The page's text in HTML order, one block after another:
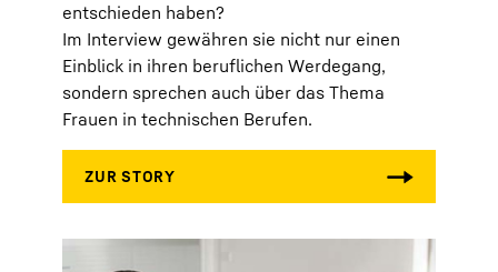
entschieden haben?
Im Interview gewähren sie nicht nur einen
Einblick in ihren beruflichen Werdegang,
sondern sprechen auch über das Thema
Frauen in technischen Berufen.